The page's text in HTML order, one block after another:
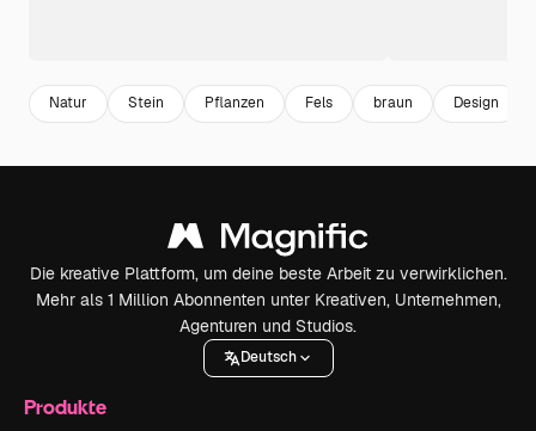
Natur Stein Pflanzen Fels braun Design
Die kreative Plattform, um deine beste Arbeit zu verwirklichen.
Mehr als 1 Million Abonnenten unter Kreativen, Unternehmen,
Agenturen und Studios.
Deutsch
Produkte